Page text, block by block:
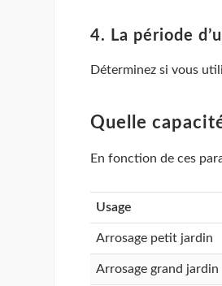
4. La période
Déterminez si vous
Quelle
En fonction de ces
Usage
Arrosage petit jardin
Arrosage grand jardin